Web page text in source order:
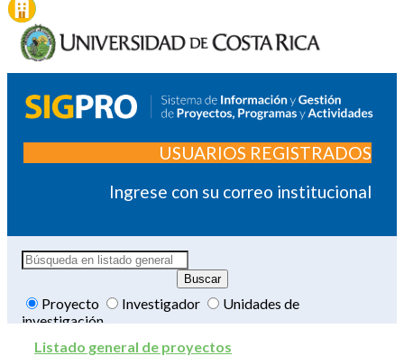
USUARIOS REGISTRADOS
Ingrese con su correo institucional
Proyecto Investigador
Unidades de
investigación
Listado general de proyectos